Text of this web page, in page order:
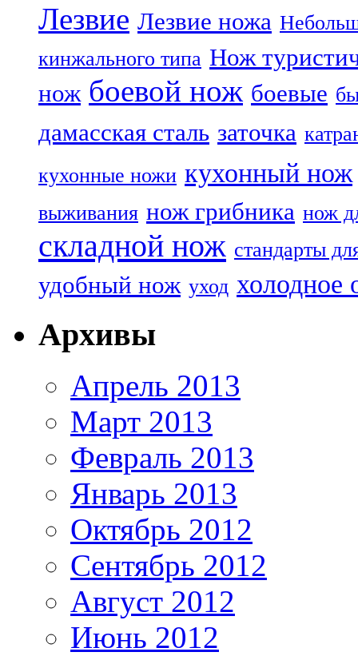
Лезвие Лезвие ножа
кинжального типа Нож
нож боевой нож боевые
дамасская сталь заточка
кухонные ножи кухонный нож
выживания нож грибника нож
складной нож стандарты
удобный нож уход холодное
Архивы
Апрель 2013
Март 2013
Февраль 2013
Январь 2013
Октябрь 2012
Сентябрь 2012
Август 2012
Июнь 2012